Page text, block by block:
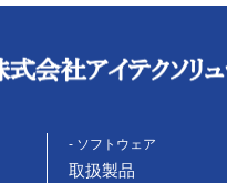
- ソフトウェア
取扱製品